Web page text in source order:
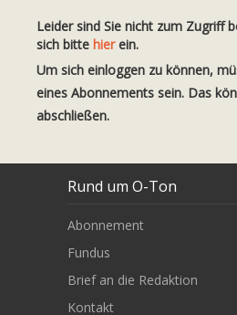
Leider sind Sie nicht zum Zugriff
sich bitte hierein.
Um sich einloggen zu können,
eines Abonnements sein. Das
abschließen.
Rund um O-Ton
Abonnement
Fundus
Brief an die Redaktion
Kontakt